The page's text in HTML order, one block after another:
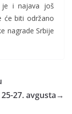
je i najava još
će biti održano
nagrade Srbije
27. avgusta→